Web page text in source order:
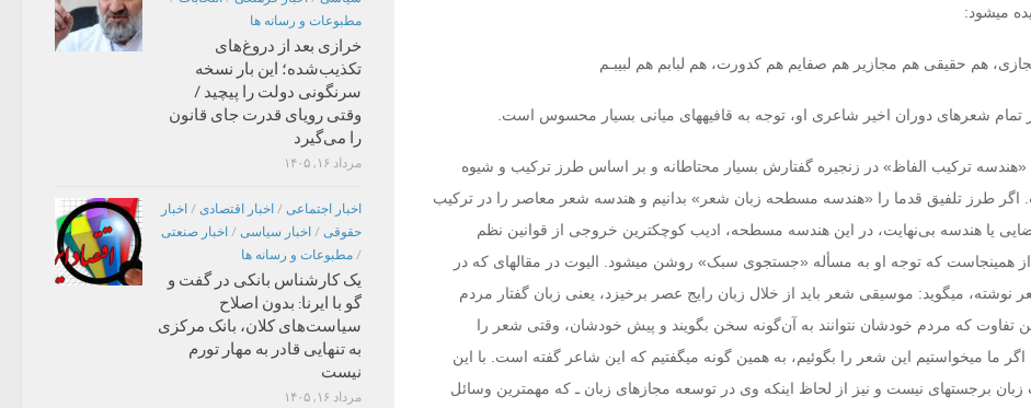
می‏شود:
هم حقیقی هم مجازی‏ر هم صفایم هم کدورت، هم لبابم هم لبیبـم‏
تمام شعرهای دوران اخیر شاعری او، توجه به قافیه‏های میانی بسیار محسوس است.
به «هندسه‏ ترکیب الفاظ» در زنجیره گفتارش بسیار محتاطانه و بر اساس طرز ترکیب و شیوه
اگر طرز تلفیق قدما را «هندسه مسطحه زبان شعر» بدانیم و هندسه شعر معاصر را در ترکیب
یا هندسه بی‌نهایت، در این هندسه مسطحه، ادیب کوچکترین خروجی از قوانین نظم
از همین‏جاست که توجه او به مسأله «جستجوی سبک» روشن می‏شود. الیوت در مقاله‏ای که در
‏می‏گوید: موسیقی شعر باید از خلال زبان رایج عصر برخیزد، یعنی زبان گفتار مردم
تفاوت که مردم‏ خودشان نتوانند به آن‌گونه سخن بگویند و پیش خودشان، وقتی شعر را
اگر ما می‏خواستیم این ‏شعر را بگوئیم، به همین گونه می‏گفتیم که این شاعر گفته است. با این
زبان برجسته‏ای نیست و نیز از لحاظ اینکه وی در توسعه مجازهای زبان ـ که مهمترین وسائل
مطبوعات و رسانه ها
خرازی بعد از دروغ‌های
تکذیب‌شده؛ این بار نسخه
سرنگونی دولت را پیچید /
وقتی رویای قدرت جای قانون
را می‌گیرد
مرداد ۱۶, ۱۴۰۵
اخبار اجتماعی / اخبار اقتصادی / اخبار
حقوقی / اخبار سیاسی / اخبار صنعتی
/ مطبوعات و رسانه ها
یک کارشناس بانکی در گفت و
گو با ایرنا: بدون اصلاح
سیاست‌های کلان، بانک مرکزی
به تنهایی قادر به مهار تورم
نیست
مرداد ۱۶, ۱۴۰۵